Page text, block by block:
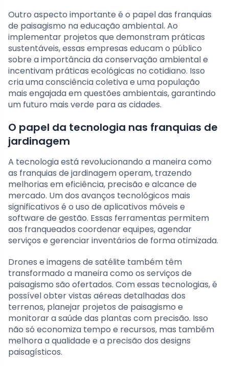
Outro aspecto importante é o papel das franquias
de paisagismo na educação ambiental. Ao
implementar projetos que demonstram práticas
sustentáveis, essas empresas educam o público
sobre a importância da conservação ambiental e
incentivam práticas ecológicas no cotidiano. Isso
cria uma consciência coletiva e uma população
mais engajada em questões ambientais, garantindo
um futuro mais verde para as cidades.
O papel da tecnologia nas franquias de
jardinagem
A tecnologia está revolucionando a maneira como
as franquias de jardinagem operam, trazendo
melhorias em eficiência, precisão e alcance de
mercado. Um dos avanços tecnológicos mais
significativos é o uso de aplicativos móveis e
software de gestão. Essas ferramentas permitem
aos franqueados coordenar equipes, agendar
serviços e gerenciar inventários de forma otimizada.
Drones e imagens de satélite também têm
transformado a maneira como os serviços de
paisagismo são ofertados. Com essas tecnologias, é
possível obter vistas aéreas detalhadas dos
terrenos, planejar projetos de paisagismo e
monitorar a saúde das plantas com precisão. Isso
não só economiza tempo e recursos, mas também
melhora a qualidade e a precisão dos designs
paisagísticos.